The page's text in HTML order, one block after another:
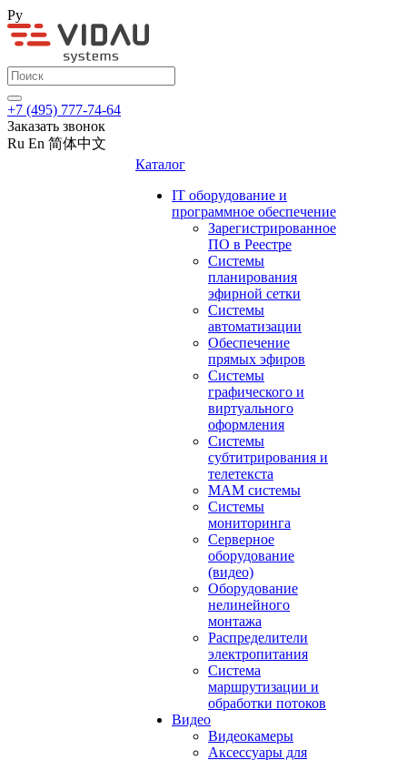
Ру
+7 (495) 777-74-64
Заказать звонок
Ru En 简体中文
Каталог
IT оборудование и
программное обеспечение
Зарегистрированное
ПО в Реестре
Системы
планирования
эфирной сетки
Системы
автоматизации
Обеспечение
прямых эфиров
Системы
графического и
виртуального
оформления
Системы
субтитрирования и
телетекста
MAM системы
Системы
мониторинга
Серверное
оборудование
(видео)
Оборудование
нелинейного
монтажа
Распределители
электропитания
Система
маршрутизации и
обработки потоков
Видео
Видеокамеры
Аксессуары для